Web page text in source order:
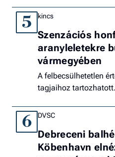
5 kincs
Szenzációs
aranyleletekre
vármegyében
A felbecsülhetetlen
tagjaihoz tartozhatott.
6 DVSC
Debreceni
Köbenhavn